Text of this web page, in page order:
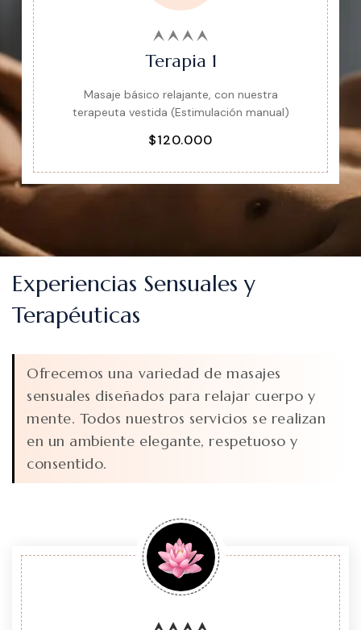
Terapia 1
Masaje básico relajante, con nuestra
terapeuta vestida (Estimulación manual)
$120.000
Experiencias Sensuales y
Terapéuticas
Ofrecemos una variedad de masajes
sensuales diseñados para relajar cuerpo y
mente. Todos nuestros servicios se realizan
en un ambiente elegante, respetuoso y
consentido.